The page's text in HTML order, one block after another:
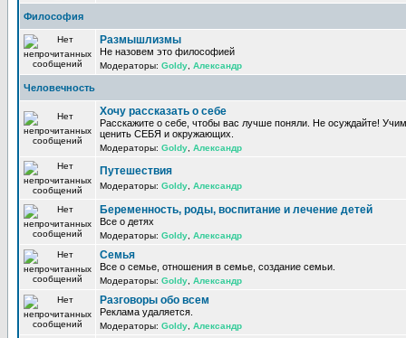
Философия
Размышлизмы
Не назовем это философией
Модераторы: Goldy Александр
Человечность
Хочу рассказать о себе
Расскажите о себе, чтобы вас лучше поняли. Не осуждайте!
ценить СЕБЯ и окружающих.
Модераторы: Goldy Александр
Путешествия
Модераторы: Goldy Александр
Беременность, роды, воспитание и лечение детей
Все о детях
Модераторы: Goldy Александр
Семья
Все о семье, отношения в семье, создание семьи.
Модераторы: Goldy Александр
Разговоры обо всем
Реклама удаляется.
Модераторы: Goldy Александр